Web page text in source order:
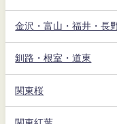
金沢・富山・福井・長
釧路・根室・道東
関東桜